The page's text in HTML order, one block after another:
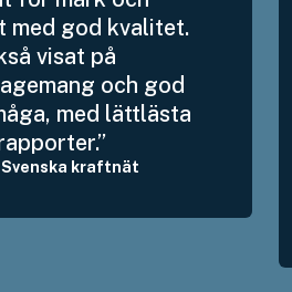
med god kvalitet.
visat på
och god
med lättlästa
Svenska kraftnät